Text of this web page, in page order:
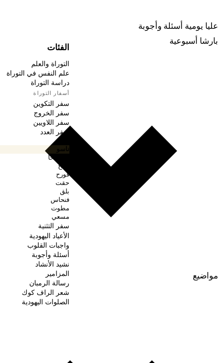
عليا يومية أسئلة وأجوبة
بارشا أسبوعية
مواضيع
الفئات
التوراة والعلم
علم النفس في التوراة
دراسة التوراة
أسفار التوراة
سفر التكوين
سفر الخروج
سفر اللاويين
سفر العدد
بمدبر
ناسو
بهعلوتخا
شلح
قورح
حقت
بلق
فنحاس
مطوت
مسعي
سفر التثنية
الأعياد اليهودية
واجبات القلوب
أسئلة وأجوبة
نشيد الأنشاد
المزامير
رسالة الرمبان
شعر الراف كوك
الصلوات اليهودية